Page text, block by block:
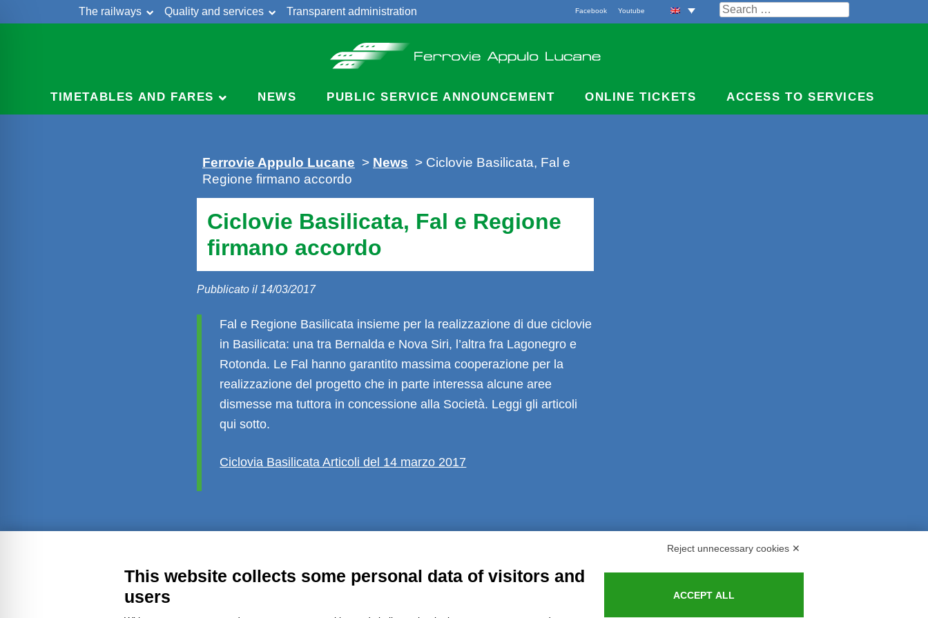
The railways Quality and services
Transparent administration
Search
for:
Facebook Youtube
TIMETABLES AND FARES NEWS PUBLIC SERVICE ANNOUNCEMENT ONLINE TICKETS ACCESS TO SERVICES
Ferrovie Appulo Lucane > News > Ciclovie Basilicata, Fal e
Regione firmano accordo
Ciclovie Basilicata, Fal e Regione
firmano accordo
Pubblicato il 14/03/2017
Fal e Regione Basilicata insieme per la realizzazione di due ciclovie
in Basilicata: una tra Bernalda e Nova Siri, l’altra fra Lagonegro e
Rotonda. Le Fal hanno garantito massima cooperazione per la
realizzazione del progetto che in parte interessa alcune aree
dismesse ma tuttora in concessione alla Società. Leggi gli articoli
qui sotto.
Ciclovia Basilicata Articoli del 14 marzo 2017
Refunds and Indemnities
Reject unnecessary cookies ✕
This website collects some personal data of visitors and
users
ACCEPT ALL